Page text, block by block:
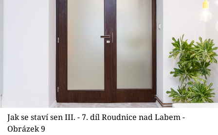
Jak se staví sen III. - 7. díl Roudnice nad Labem -
Obrázek 9